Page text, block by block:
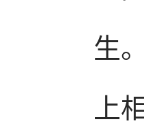
生
上